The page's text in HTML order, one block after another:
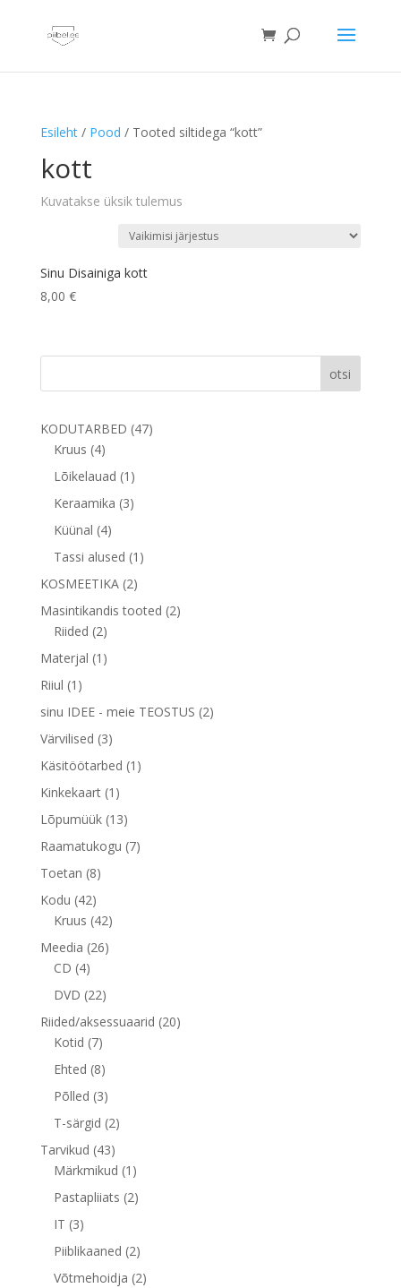
Esileht/ Pood / Tooted siltidega “kott”
kott
Kuvatakse üksik tulemus
Sinu Disainiga kott
8,00 €
otsi
KODUTARBED 4747
Kruus 44
toodet
Lõikelauad 1 1
toode
Keraamika 33
Küünal 44
toodet
Tassi alused 1 1
KOSMEETIKA 22
toodet
Masintikandis tooted 22
Riided 22
toodet
Materjal 1 1
Riiul 1 1
toode
sinu IDEE - meie TEOSTUS 22
Värvilised 33
toodet
Käsitöötarbed 1 1
Kinkekaart 1 1
toode
Lõpumüük 1313
toodet
Raamatukogu 77
Toetan 88
Kodu 4242
toodet
Kruus 4242
toodet
Meedia 2626
CD 44
toodet
DVD 2222
Riided/aksessuaarid 2020
Kotid 77
toodet
Ehted 88
toodet
Põlled 33
toodet
T-särgid 22
Tarvikud 4343
toodet
Märkmikud 1 1
toode
Pastapliiats 22
IT 33
toodet
Piiblikaaned 22
toodet
Võtmehoidja 22